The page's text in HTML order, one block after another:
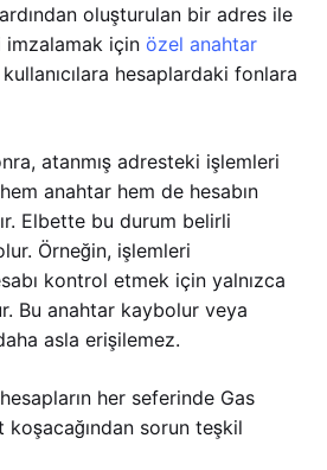
oluşturulan bir adres ile
imzalamak için özel anahtar
kullanıcılara hesaplardaki fonlara
atanmış adresteki işlemleri
anahtar hem de hesabın
Elbette bu durum belirli
Örneğin, işlemleri
kontrol etmek için yalnızca
Bu anahtar kaybolur veya
asla erişilemez.
her seferinde Gas
sorun teşkil